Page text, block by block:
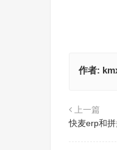
作者:
上一篇
快麦erp和